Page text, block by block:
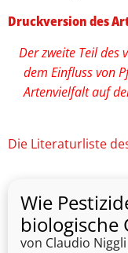
Druckversion des
Der zweite Teil des
dem Einfluss von
Artenvielfalt auf
Die Literaturliste
Wie
biologische
von Claudio